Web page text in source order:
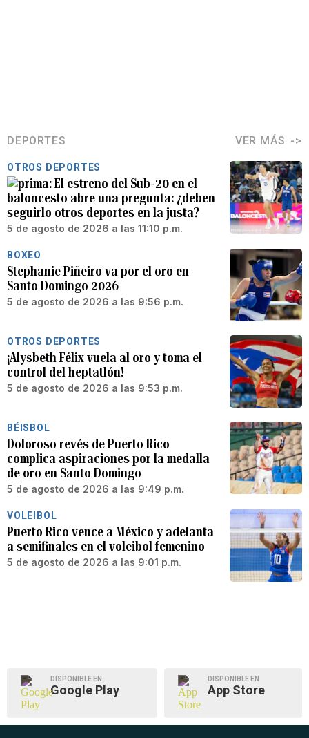
DEPORTES VER MÁS
OTROS DEPORTES
El estreno del Sub-20 en el
baloncesto abre una pregunta: ¿deben
seguirlo otros deportes en la justa?
5 de agosto de 2026 a las 11:10 p.m.
BOXEO
Stephanie Piñeiro va por el oro en
Santo Domingo 2026
5 de agosto de 2026 a las 9:56 p.m.
OTROS DEPORTES
¡Alysbeth Félix vuela al oro y toma el
control del heptatlón!
5 de agosto de 2026 a las 9:53 p.m.
BÉISBOL
Doloroso revés de Puerto Rico
complica aspiraciones por la medalla
de oro en Santo Domingo
5 de agosto de 2026 a las 9:49 p.m.
VOLEIBOL
Puerto Rico vence a México y adelanta
a semifinales en el voleibol femenino
5 de agosto de 2026 a las 9:01 p.m.
DISPONIBLE EN
Google Play
DISPONIBLE EN
App Store